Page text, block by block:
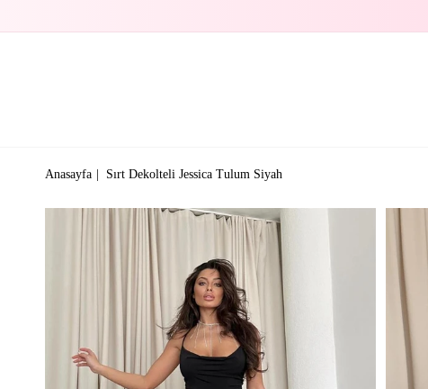
Anasayfa Sırt Dekolteli Jessica Tulum Siyah